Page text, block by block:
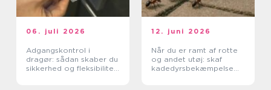
06. juli 2026
Adgangskontrol i
dragør: sådan skaber du
sikkerhed og fleksibilitet
12. juni 2026
Når du er ramt af rotte
og andet utøj: skaf
kadedyrsbekæmpelse